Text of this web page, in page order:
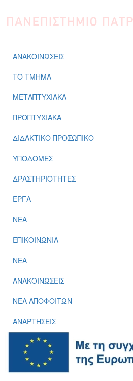
ΑΝΑΚΟΙΝΩΣΕΙΣ
ΤΟ ΤΜΗΜΑ
ΜΕΤΑΠΤΥΧΙΑΚΑ
ΠΡΟΠΤΥΧΙΑΚΑ
ΔΙΔΑΚΤΙΚΟ ΠΡΟΣΩΠΙΚΟ
ΥΠΟΔΟΜΕΣ
ΔΡΑΣΤΗΡΙΟΤΗΤΕΣ
ΕΡΓΑ
ΝΕΑ
ΕΠΙΚΟΙΝΩΝΙΑ
ΝΕΑ
ΑΝΑΚΟΙΝΩΣΕΙΣ
ΝΕΑ ΑΠΟΦΟΙΤΩΝ
ΑΝΑΡΤΗΣΕΙΣ